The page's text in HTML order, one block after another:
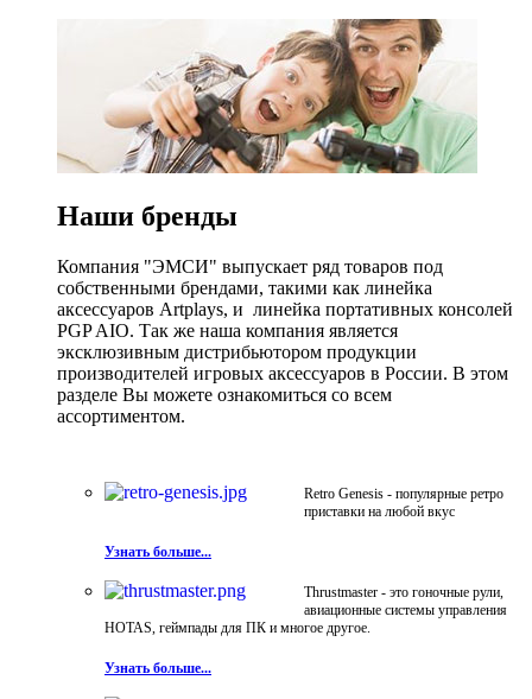
Наши бренды
Компания "ЭМСИ" выпускает ряд товаров под
собственными брендами, такими как линейка
аксессуаров Artplays, и линейка портативных консолей
PGP AIO. Так же наша компания является
эксклюзивным дистрибьютором продукции
производителей игровых аксессуаров в России. В этом
разделе Вы можете ознакомиться со всем
ассортиментом.
Retro Genesis - популярные ретро
приставки на любой вкус
Узнать больше...
Thrustmaster - это гоночные рули,
авиационные системы управления
HOTAS, геймпады для ПК и многое другое.
Узнать больше...